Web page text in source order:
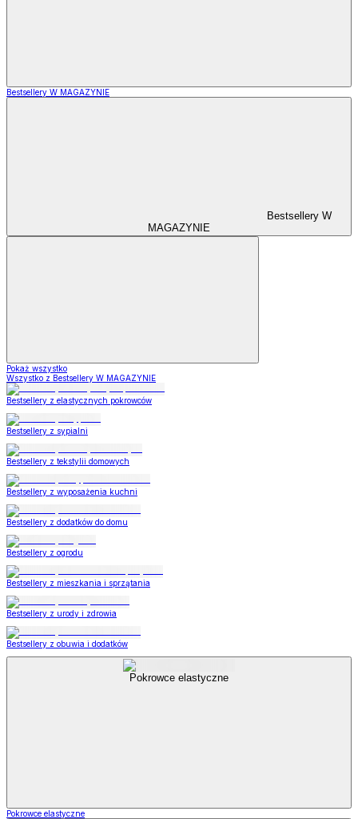
Bestsellery W MAGAZYNIE
Bestsellery W
MAGAZYNIE
Pokaż wszystko
Wszystko z Bestsellery W MAGAZYNIE
Bestsellery z elastycznych pokrowców
Bestsellery z sypialni
Bestsellery z tekstylii domowych
Bestsellery z wyposażenia kuchni
Bestsellery z dodatków do domu
Bestsellery z ogrodu
Bestsellery z mieszkania i sprzątania
Bestsellery z urody i zdrowia
Bestsellery z obuwia i dodatków
Pokrowce elastyczne
Pokrowce elastyczne